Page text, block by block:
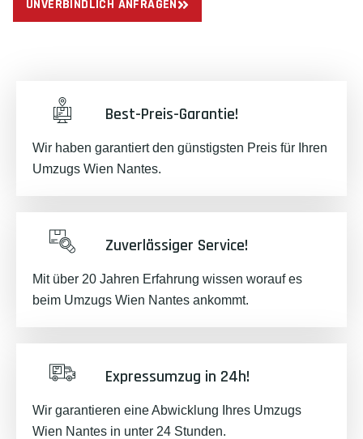
UNVERBINDLICH ANFRAGEN
Best-Preis-Garantie!
Wir haben garantiert den günstigsten Preis für Ihren
Umzugs Wien Nantes.
Zuverlässiger Service!
Mit über 20 Jahren Erfahrung wissen worauf es
beim Umzugs Wien Nantes ankommt.
Expressumzug in 24h!
Wir garantieren eine Abwicklung Ihres Umzugs
Wien Nantes in unter 24 Stunden.